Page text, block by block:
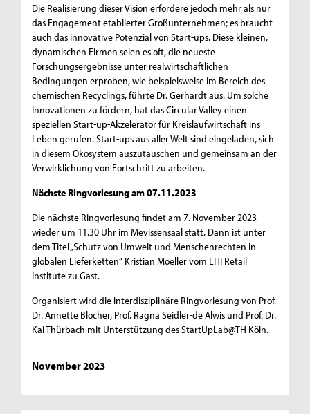
Die Realisierung dieser Vision erfordere jedoch mehr als nur
das Engagement etablierter Großunternehmen; es braucht
auch das innovative Potenzial von Start-ups. Diese kleinen,
dynamischen Firmen seien es oft, die neueste
Forschungsergebnisse unter realwirtschaftlichen
Bedingungen erproben, wie beispielsweise im Bereich des
chemischen Recyclings, führte Dr. Gerhardt aus. Um solche
Innovationen zu fördern, hat das Circular Valley einen
speziellen Start-up-Akzelerator für Kreislaufwirtschaft ins
Leben gerufen. Start-ups aus aller Welt sind eingeladen, sich
in diesem Ökosystem auszutauschen und gemeinsam an der
Verwirklichung von Fortschritt zu arbeiten.
Nächste Ringvorlesung am 07.11.2023
Die nächste Ringvorlesung findet am 7. November 2023
wieder um 11.30 Uhr im Mevissensaal statt. Dann ist unter
dem Titel „Schutz von Umwelt und Menschenrechten in
globalen Lieferketten“ Kristian Moeller vom EHI Retail
Institute zu Gast.
Organisiert wird die interdisziplinäre Ringvorlesung von Prof.
Dr. Annette Blöcher, Prof. Ragna Seidler-de Alwis und Prof. Dr.
Kai Thürbach mit Unterstützung des StartUpLab@TH Köln.
November 2023